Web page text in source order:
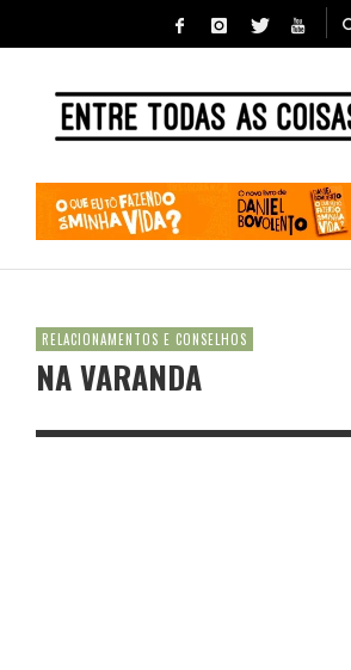
RELACIONAMENTOS E CONSELHOS
NA VARANDA